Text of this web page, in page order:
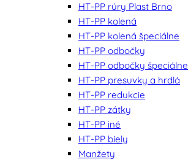
HT-PP rúry Plast Brno
HT-PP kolená
HT-PP kolená špeciálne
HT-PP odbočky
HT-PP odbočky špeciálne
HT-PP presuvky a hrdlá
HT-PP redukcie
HT-PP zátky
HT-PP iné
HT-PP biely
Manžety